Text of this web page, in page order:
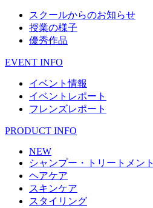
スクールからのお知らせ
授業の様子
優秀作品
EVENT INFO
イベント情報
イベントレポート
フレンズレポート
PRODUCT INFO
NEW
シャンプー・トリートメント
ヘアケア
スキンケア
スタイリング